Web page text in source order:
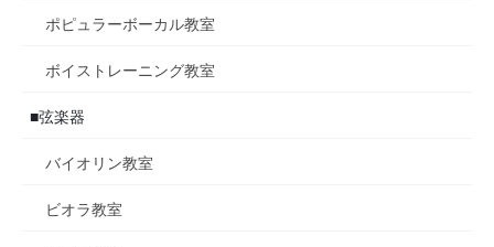
ポピュラーボーカル教室
ボイストレーニング教室
■弦楽器
バイオリン教室
ビオラ教室